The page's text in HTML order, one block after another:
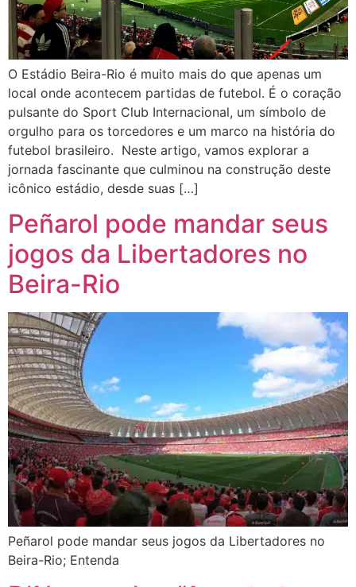
O Estádio Beira-Rio é muito mais do que apenas um
local onde acontecem partidas de futebol. É o coração
pulsante do Sport Club Internacional, um símbolo de
orgulho para os torcedores e um marco na história do
futebol brasileiro. Neste artigo, vamos explorar a
jornada fascinante que culminou na construção deste
icônico estádio, desde suas […]
Peñarol pode mandar seus
jogos da Libertadores no
Beira-Rio
Peñarol pode mandar seus jogos da Libertadores no
Beira-Rio; Entenda